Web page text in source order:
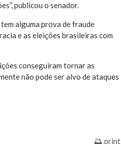
publicou o senador.
alguma prova de fraude
e as eleições brasileiras com
conseguiram tornar as
não pode ser alvo de ataques
print